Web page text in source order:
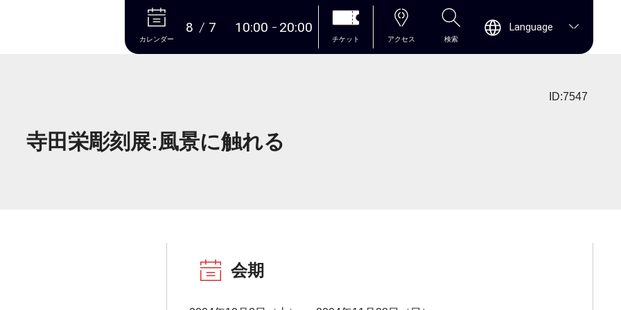
本文へ
カレンダー
8 7 10:00 20:00
チケット アクセス 検索
Language
ID:7547
寺田栄彫刻展:風景に触れる
会期